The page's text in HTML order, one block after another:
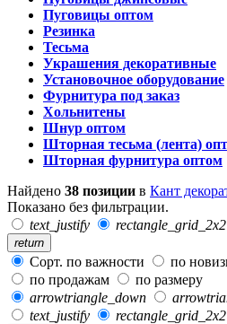
Пуговицы оптом
Резинка
Тесьма
Украшения декоративные
Установочное оборудование
Фурнитура под заказ
Хольнитены
Шнур оптом
Шторная тесьма (лента)
Шторная фурнитура оптом
Найдено 38 позиции в Кант
Показано без фильтрации.
text_justify
rectangle_grid_2x2
return
Сорт. по важности по
по продажам
по размеру
arrowtriangle_down
text_justify
rectangle_grid_2x2